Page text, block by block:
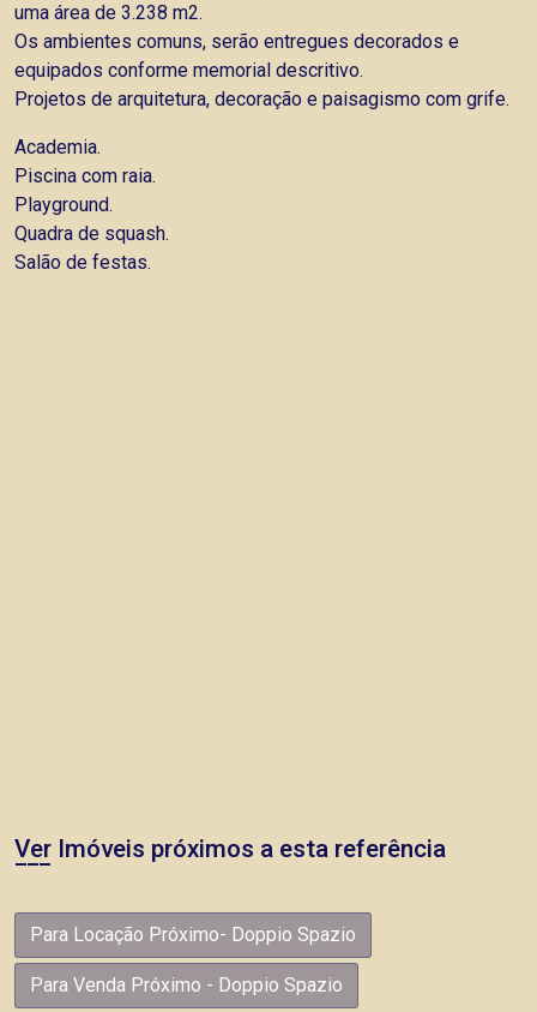
uma área de 3.238 m2.
Os ambientes comuns, serão entregues decorados e
equipados conforme memorial descritivo.
Projetos de arquitetura, decoração e paisagismo com grife.
Academia.
Piscina com raia.
Playground.
Quadra de squash.
Salão de festas.
Ver Imóveis próximos a esta referência
Para Locação Próximo- Doppio Spazio
Para Venda Próximo - Doppio Spazio